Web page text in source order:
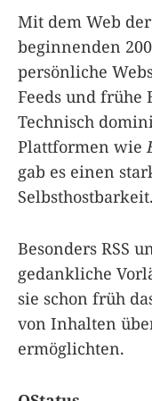
Mit dem Web
beginnenden
persönliche
Feeds und frühe
Technisch
Plattformen wie
gab es einen
Selbsthostbarkeit.
Besonders RSS
gedankliche
sie schon früh
von Inhalten
ermöglichten.